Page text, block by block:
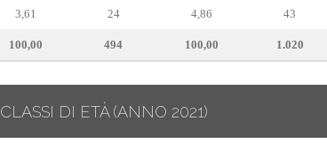
3,61 24 4,86 43
100,00 494 100,00 1.020
CLASSI DI ETÀ(ANNO 2021)